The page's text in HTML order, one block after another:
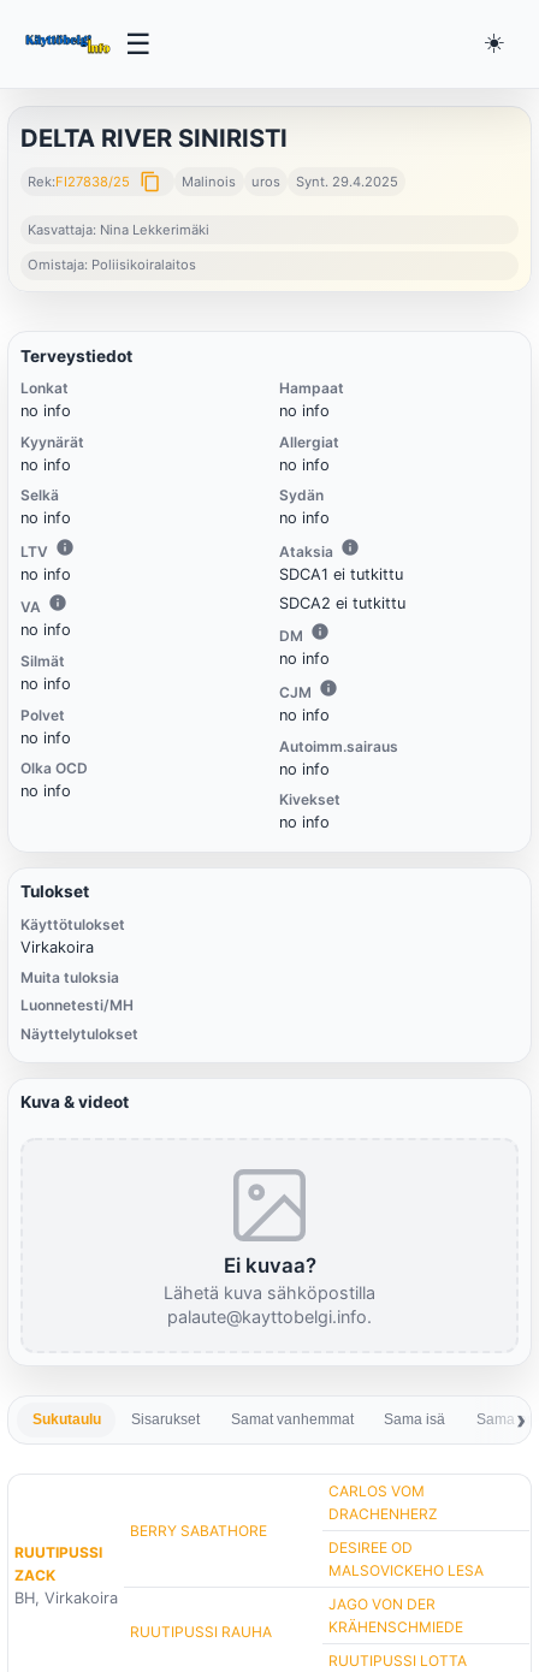
☰ ☀️
DELTA RIVER SINIRISTI
Rek:FI27838/25 content_copy Malinois uros Synt. 29.4.2025
Kasvattaja: Nina Lekkerimäki
Omistaja: Poliisikoiralaitos
Terveystiedot
Lonkat
no info
Kyynärät
no info
Selkä
no info
LTV
no info
VA
no info
Silmät
no info
Polvet
no info
Olka OCD
no info
Hampaat
no info
Allergiat
no info
Sydän
no info
Ataksia
SDCA1 ei tutkittu
SDCA2 ei tutkittu
DM
no info
CJM
no info
Autoimm.sairaus
no info
Kivekset
no info
Tulokset
Käyttötulokset
Virkakoira
Muita tuloksia
Luonnetesti/MH
Näyttelytulokset
Kuva & videot
Ei kuvaa?
Lähetä kuva sähköpostilla
palaute@kayttobelgi.info.
Sukutaulu Sisarukset Samat vanhemmat Sama isä Sama
RUUTIPUSSI
ZACK
BH, Virkakoira
BERRY SABATHORE
CARLOS VOM
DRACHENHERZ
DESIREE OD
MALSOVICKEHO LESA
RUUTIPUSSI RAUHA
JAGO VON DER
KRÄHENSCHMIEDE
RUUTIPUSSI LOTTA